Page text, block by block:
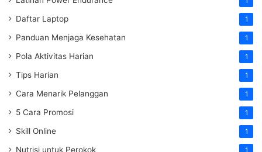
Daftar Laptop 1
Panduan Menjaga Kesehatan 1
Pola Aktivitas Harian 1
Tips Harian 1
Cara Menarik Pelanggan 1
5 Cara Promosi 1
Skill Online 1
Nutrisi untuk Perokok